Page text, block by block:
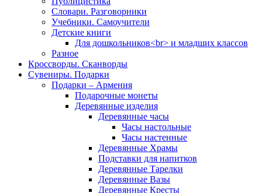
Словари. Разговорники
Учебники. Самоучители
Детские книги
Для дошкольников<br> и младших классов
Разное
Кроссворды. Сканворды
Сувениры. Подарки
Подарки – Армения
Подарочные монеты
Деревянные изделия
Деревянные часы
Часы настольные
Часы настенные
Деревянные Храмы
Подставки для напитков
Деревянные Тарелки
Деревянные Вазы
Деревянные Кресты